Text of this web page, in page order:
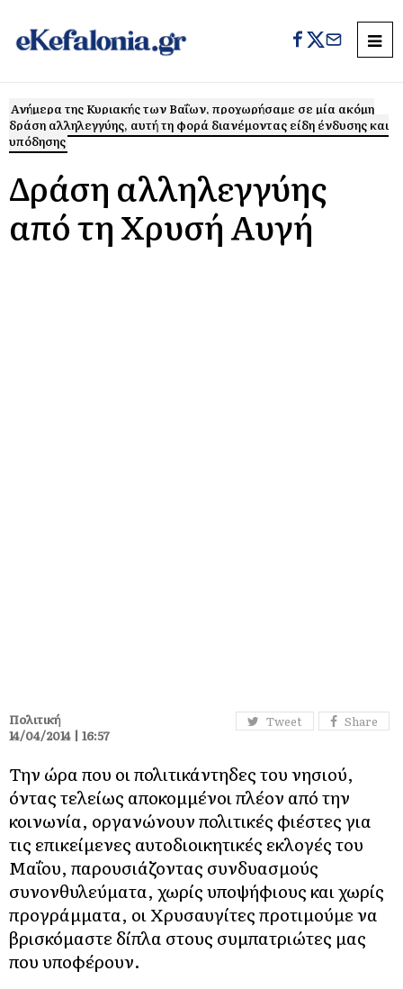
Ανήμερα της Κυριακής των Βαΐων, προχωρήσαμε σε μία ακόμη
δράση αλληλεγγύης, αυτή τη φορά διανέμοντας είδη ένδυσης και
υπόδησης
Δράση αλληλεγγύης
από τη Χρυσή Αυγή
Tweet Share
Πολιτική
14/04/2014 | 16:57
Την ώρα που οι πολιτικάντηδες του νησιού,
όντας τελείως αποκομμένοι πλέον από την
κοινωνία, οργανώνουν πολιτικές φιέστες για
τις επικείμενες αυτοδιοικητικές εκλογές του
Μαΐου, παρουσιάζοντας συνδυασμούς
συνονθυλεύματα, χωρίς υποψήφιους και χωρίς
προγράμματα, οι Χρυσαυγίτες προτιμούμε να
βρισκόμαστε δίπλα στους συμπατριώτες μας
που υποφέρουν.